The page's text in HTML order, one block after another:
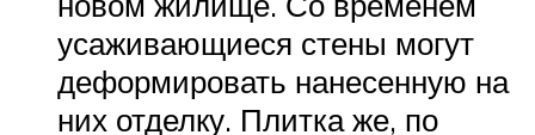
усаживающиеся стены могут
деформировать нанесенную на
них отделку. Плитка же, по